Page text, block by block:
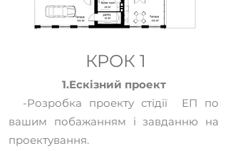
КРОК 1
1.Eскізний проект
-Розробка проекту стідії ЕП по
вашим побажанням і завданню на
проектування.